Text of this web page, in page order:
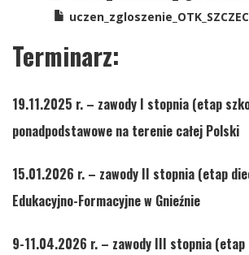
Terminarz:
19.11.2025 r. – zawody I stopnia (etap
ponadpodstawowe na terenie całej Polski
15.01.2026 r. – zawody II stopnia (etap
Edukacyjno-Formacyjne w Gnieźnie
9-11.04.2026 r. – zawody III stopnia